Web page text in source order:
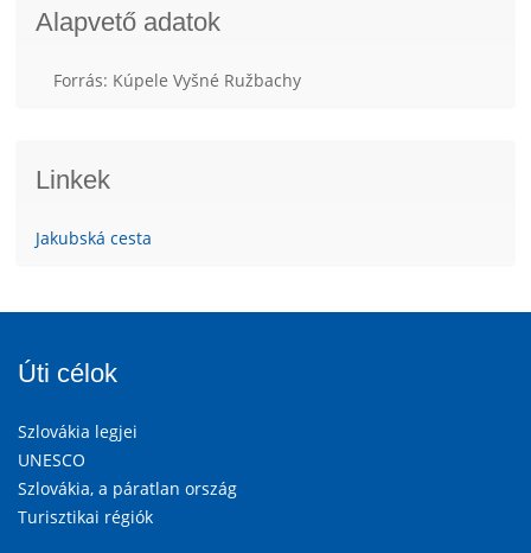
Alapvető adatok
Forrás: Kúpele Vyšné Ružbachy
Linkek
Jakubská cesta
Úti célok
Szlovákia legjei
UNESCO
Szlovákia, a páratlan ország
Turisztikai régiók